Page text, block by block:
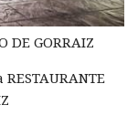
DE GORRAIZ